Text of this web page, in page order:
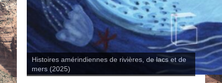
Histoires amérindiennes de rivières, de lacs et de
mers (2025)